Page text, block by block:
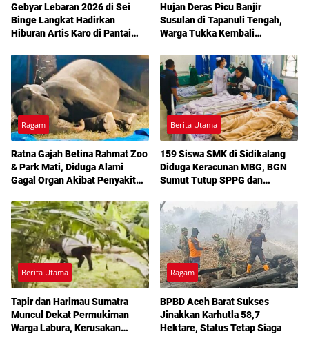
Gebyar Lebaran 2026 di Sei
Binge Langkat Hadirkan
Hiburan Artis Karo di Pantai
Hujan Deras Picu Banjir
Susulan di Tapanuli Tengah,
Warga Tukka Kembali
Ragam
Ratna Gajah Betina Rahmat Zoo
& Park Mati, Diduga Alami
Gagal Organ Akibat Penyakit
Berita Utama
159 Siswa SMK di Sidikalang
Diduga Keracunan MBG, BGN
Sumut Tutup SPPG dan
Berita Utama
Tapir dan Harimau Sumatra
Muncul Dekat Permukiman
Warga Labura, Kerusakan
Ragam
BPBD Aceh Barat Sukses
Jinakkan Karhutla 58,7
Hektare, Status Tetap Siaga